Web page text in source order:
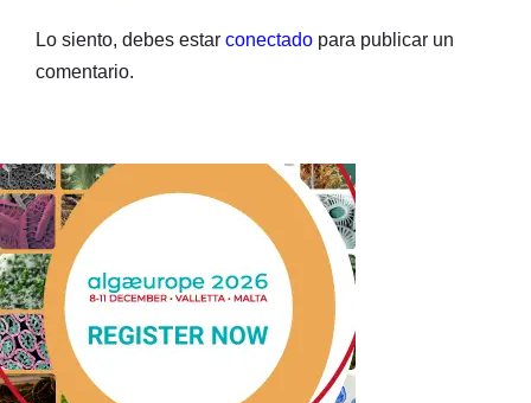
Lo siento, debes estar conectado para publicar un
comentario.